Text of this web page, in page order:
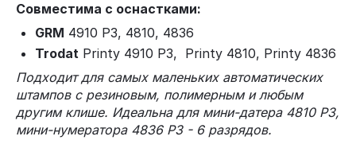
Совместима с оснастками:
GRM 4910 P3, 4810, 4836
Trodat Printy 4910 P3, Printy 4810, Printy 4836
Подходит для самых маленьких автоматических
штампов с резиновым, полимерным и любым
другим клише. Идеальна для мини-датера 4810 P3,
мини-нумератора 4836 P3 - 6 разрядов.